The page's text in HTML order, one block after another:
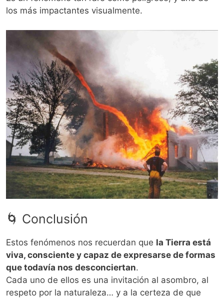
los más impactantes visualmente.
🌀 Conclusión
Estos fenómenos nos recuerdan que la Tierra está
viva, consciente y capaz de expresarse de formas
que todavía nos desconciertan.
Cada uno de ellos es una invitación al asombro, al
respeto por la naturaleza… y a la certeza de que